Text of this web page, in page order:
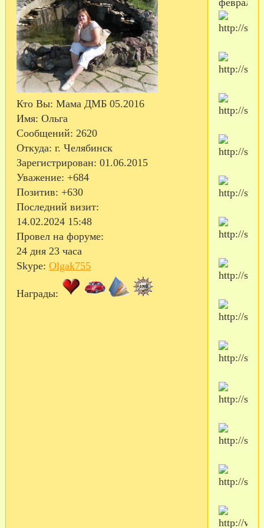
Кто Вы: Мама ДМБ 05.2016
Имя: Ольга
Сообщений: 2620
Откуда: г. Челябинск
Зарегистрирован: 01.06.2015
Уважение: +684
Позитив: +630
Последний визит:
14.02.2024 15:48
Провел на форуме:
24 дня 23 часа
Skype: Olgak755
Награды:
февраля